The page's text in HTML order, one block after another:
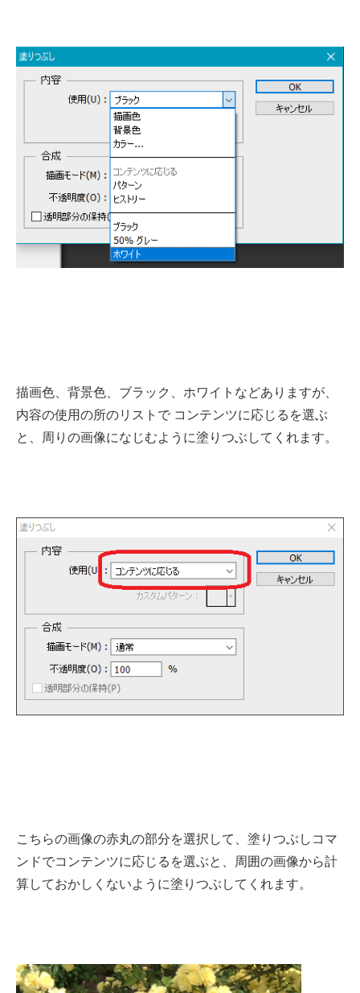
描画色、背景色、ブラック、ホワイトなどありますが、
内容の使用の所のリストで コンテンツに応じるを選ぶ
と、周りの画像になじむように塗りつぶしてくれます。
こちらの画像の赤丸の部分を選択して、塗りつぶしコマ
ンドでコンテンツに応じるを選ぶと、周囲の画像から計
算しておかしくないように塗りつぶしてくれます。